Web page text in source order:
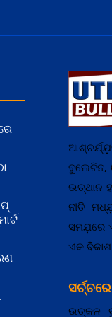
ବୁଲେଟିନ,
ଉତ୍ଥାନ
ନୀତି
ସମଯ଼ରେ
ଏକ ବିକାଶ |
ଉତ୍କଳ